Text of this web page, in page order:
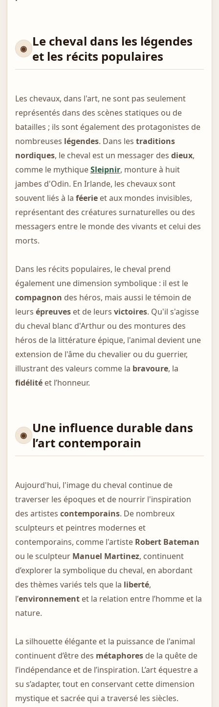
Le cheval dans les légendes
et les récits populaires
Les chevaux, dans l'art, ne sont pas seulement
représentés dans des scènes statiques ou de
batailles ; ils sont également des protagonistes de
nombreuses légendes. Dans les traditions
nordiques, le cheval est un messager des dieux,
comme le mythiqueSleipnir, monture à huit
jambes d'Odin. En Irlande, les chevaux sont
souvent liés à la féerieet aux mondes invisibles,
représentant des créatures surnaturelles ou des
messagers entre le monde des vivants et celui des
morts.
Dans les récits populaires, le cheval prend
également une dimension symbolique : il est le
compagnon des héros, mais aussi le témoin de
leurs épreuveset de leurs victoires. Qu'il s'agisse
du cheval blanc d'Arthur ou des montures des
héros de la littérature épique, l'animal devient une
extension de l'âme du chevalier ou du guerrier,
illustrant des valeurs comme la bravoure, la
fidélitéet l’honneur.
Une influence durable dans
l’art contemporain
Aujourd'hui, l'image du cheval continue de
traverser les époques et de nourrir l'inspiration
des artistes contemporains. De nombreux
sculpteurs et peintres modernes et
contemporains, comme l'artiste Robert Bateman
ou le sculpteur Manuel Martinez, continuent
d’explorer la symbolique du cheval, en abordant
des thèmes variés tels que la liberté,
l’environnementet la relation entre l’homme et la
nature.
La silhouette élégante et la puissance de l'animal
continuent d’être des métaphoresde la quête de
l’indépendance et de l’inspiration. L’art équestre a
su s’adapter, tout en conservant cette dimension
mystique et sacrée qui a traversé les siècles.